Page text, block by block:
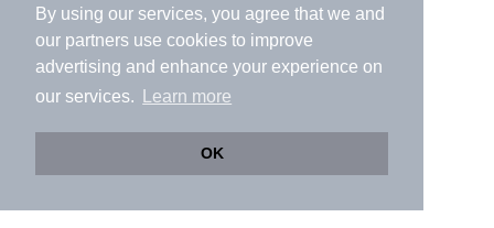
By using our services, you agree that we and
our partners use cookies to improve
advertising and enhance your experience on
our services.
Learn more
OK
より使いやすくなった
アプリで物件探ししませんか？
サクサク動く地図で物件検索